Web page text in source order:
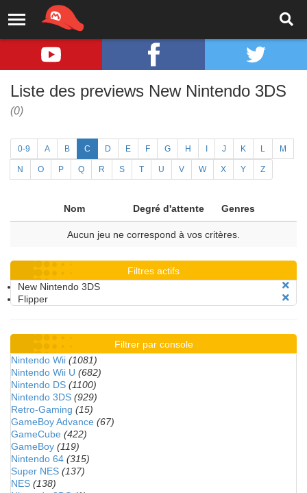
Liste des previews New Nintendo 3DS
(0)
0-9 A B C D E F G H J K L M
N O P Q R S T U V W X Y Z
Nom Degré d'attente Genres
Aucun jeu ne correspond à vos critères.
Filtres actifs
New Nintendo 3DS
Flipper
Filtrer par console
Nintendo Wii (1081)
Nintendo Wii U (682)
Nintendo DS (1100)
Nintendo 3DS (929)
Retro-Gaming (15)
GameBoy Advance (67)
GameCube (422)
GameBoy (119)
Nintendo 64 (315)
Super NES (137)
NES (138)